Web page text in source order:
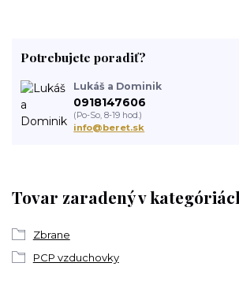
Tovar zaradený v
Zbrane
PCP vzduchovky
Potrebujete poradiť?
Lukáš a Dominik
0918147606
(Po-So, 8-19 hod.)
info@beret.sk